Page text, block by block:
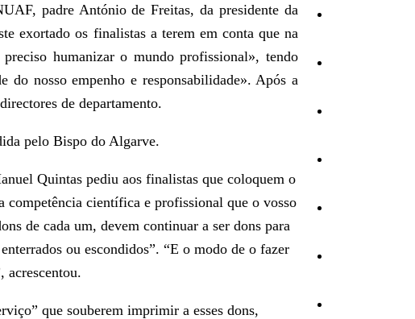
padre António de Freitas, da presidente da
exortado os finalistas a terem em conta que na
humanizar o mundo profissional», tendo
do nosso empenho e responsabilidade». Após a
de departamento.
pelo Bispo do Algarve.
Quintas pediu aos finalistas que coloquem o
competência científica e profissional que o vosso
de cada um, devem continuar a ser dons para
ou escondidos”. “E o modo de o fazer
acrescentou.
que souberem imprimir a esses dons,